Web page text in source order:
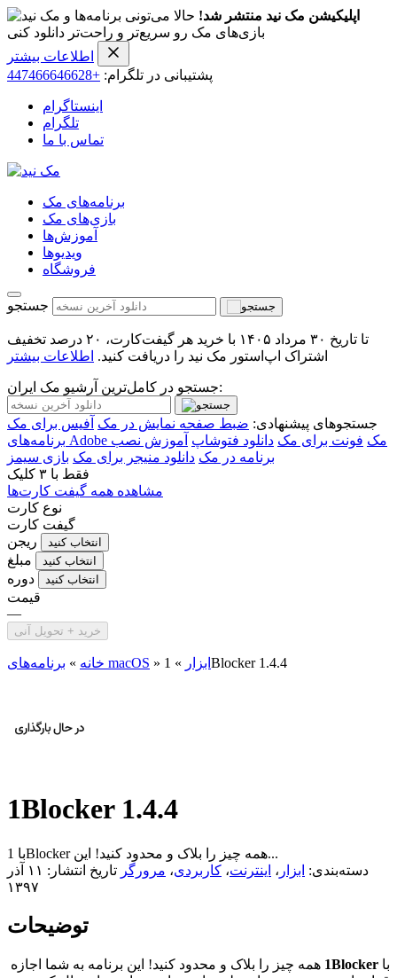
اپلیکیشن مک نید منتشر شد! حالا می‌تونی برنامه‌ها و
بازی‌های مک رو سریع‌تر و راحت‌تر دانلود کنی
اطلاعات بیشتر
پشتیبانی در تلگرام: +447466646628
اینستاگرام
تلگرام
تماس با ما
برنامه‌های مک
بازی‌های مک
آموزش‌ها
ویدیو‌ها
فروشگاه
جستجو
تا تاریخ ۳۰ مرداد ۱۴۰۵ با خرید هر گیفت‌کارت، ۲۰ درصد تخفیف
اشتراک اپ‌استور مک نید را دریافت کنید. اطلاعات بیشتر
جستجو در کامل‌ترین آرشیو مک ایران:
جستجوهای پیشنهادی: ضبط صفحه نمایش در مک آفیس برای مک
برنامه‌های Adobe مک فونت برای مک دانلود فتوشاپ آموزش نصب
برنامه در مک دانلود منیجر برای مک بازی سیمز
فقط با ۳ کلیک
مشاهده همه گیفت کارت‌ها
نوع کارت
گیفت کارت
ریجن
انتخاب کنید
مبلغ انتخاب کنید
دوره انتخاب کنید
قیمت
—
خرید + تحویل آنی
خانه » برنامه‌های macOS » ابزار » 1Blocker 1.4.4
1Blocker 1.4.4
با 1Blocker همه چیز را بلاک و محدود کنید! این...
دسته‌بندی: ابزار ، اینترنت، کاربردی، مرورگر
تاریخ انتشار: ۱۱ آذر
۱۳۹۷
توضیحات
با 1Blocker همه چیز را بلاک و محدود کنید! این برنامه به شما اجازه